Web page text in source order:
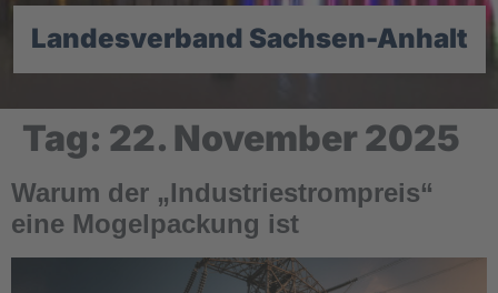
Landesverband Sachsen-Anhalt
Tag: 22. November 2025
Warum der „Industriestrompreis“
eine Mogelpackung ist